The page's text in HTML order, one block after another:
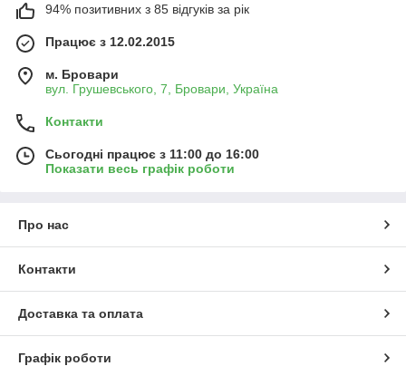
94% позитивних з 85 відгуків за рік
Працює з 12.02.2015
м. Бровари
вул. Грушевського, 7, Бровари, Україна
Контакти
Сьогодні працює з 11:00 до 16:00
Показати весь графік роботи
Про нас
Контакти
Доставка та оплата
Графік роботи